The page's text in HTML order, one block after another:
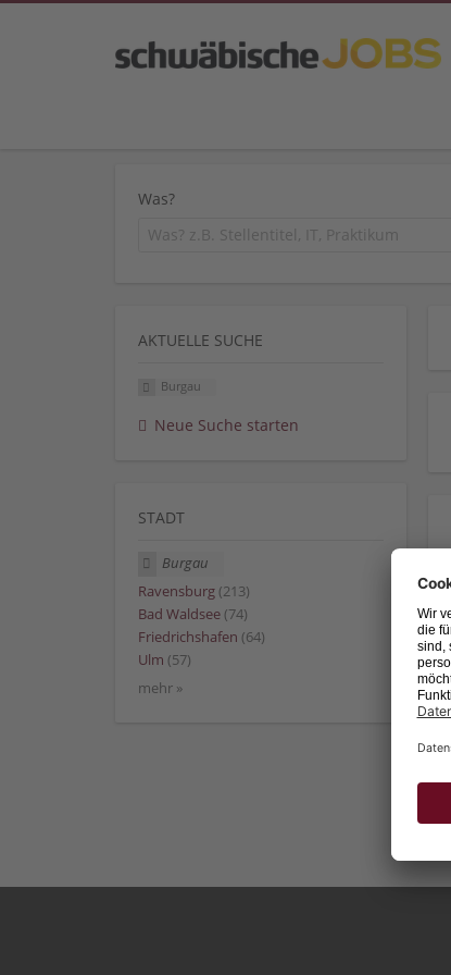
Was?
AKTUELLE SUCHE
Burgau
Neue Suche starten
STADT
Burgau
Ravensburg (213)
Bad Waldsee (74)
Friedrichshafen (64)
Ulm (57)
mehr »